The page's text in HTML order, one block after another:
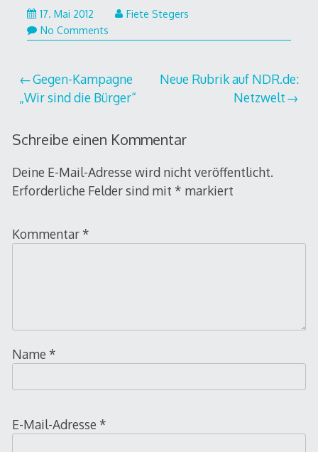
17. Mai 2012
Fiete Stegers
No Comments
Beitragsnavigation
Gegen-Kampagne
„Wir sind die Bürger“
Neue Rubrik auf NDR.de:
Netzwelt
Schreibe einen Kommentar
Deine E-Mail-Adresse wird nicht veröffentlicht.
Erforderliche Felder sind mit * markiert
Kommentar *
Name *
E-Mail-Adresse *